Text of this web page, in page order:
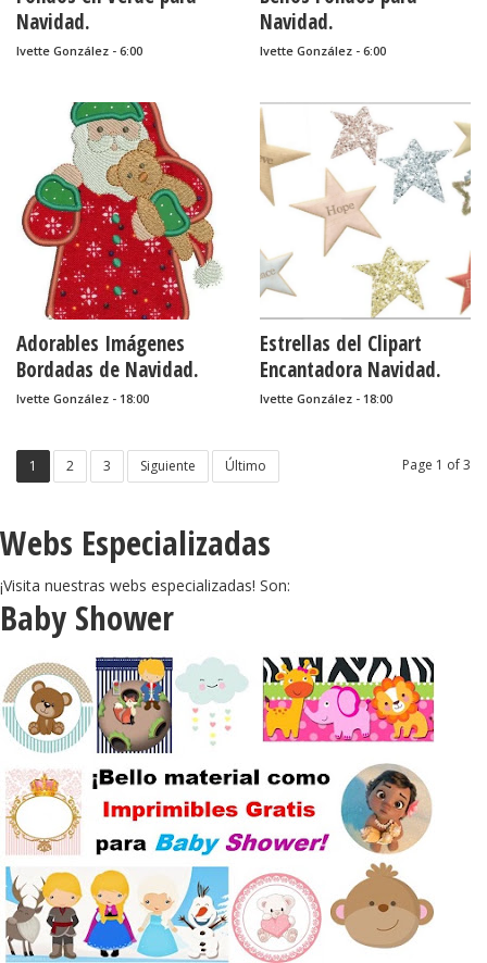
Navidad.
Ivette González - 6:00
Navidad.
Ivette González - 6:00
Adorables Imágenes
Bordadas de Navidad.
Ivette González - 18:00
Estrellas del Clipart
Encantadora Navidad.
Ivette González - 18:00
Page 1 of 3
1 2 3 Siguiente Último
Webs Especializadas
¡Visita nuestras webs especializadas! Son:
Baby Shower